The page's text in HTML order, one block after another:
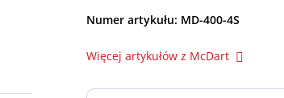
Numer artykułu: MD-400-4S
Więcej artykułów z McDart